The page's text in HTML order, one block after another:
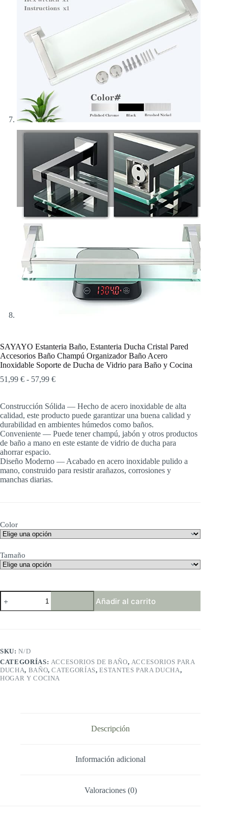
SAYAYO Estanteria Baño, Estanteria Ducha Cristal Pared
Accesorios Baño Champú Organizador Baño Acero
Inoxidable Soporte de Ducha de Vidrio para Baño y Cocina
51,99 € - 57,99 €Rango
desde
51,99 €
hasta
57,99 €
Construcción Sólida — Hecho de acero inoxidable de alta
calidad, este producto puede garantizar una buena calidad y
durabilidad en ambientes húmedos como baños.
Conveniente — Puede tener champú, jabón y otros productos
de baño a mano en este estante de vidrio de ducha para
ahorrar espacio.
Diseño Moderno — Acabado en acero inoxidable pulido a
mano, construido para resistir arañazos, corrosiones y
manchas diarias.
Color
Tamaño
SAYAYO
Estanteria
Baño,
Accesorios
Baño
Champú
Organizador
Añadir al carrito
SKU:N/D
CATEGORÍAS: ACCESORIOS DE BAÑO, ACCESORIOS PARA
DUCHA, BAÑO,CATEGORÍAS,ESTANTES PARA DUCHA,
HOGAR Y COCINA
Descripción
Información adicional
Valoraciones (0)